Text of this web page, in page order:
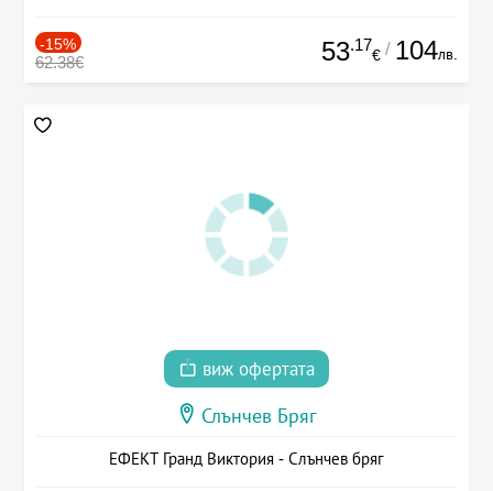
-15%
62.38€ 53.17
€ / 104лв.
виж офертата
Слънчев Бряг
ЕФЕКТ Гранд Виктория - Слънчев бряг